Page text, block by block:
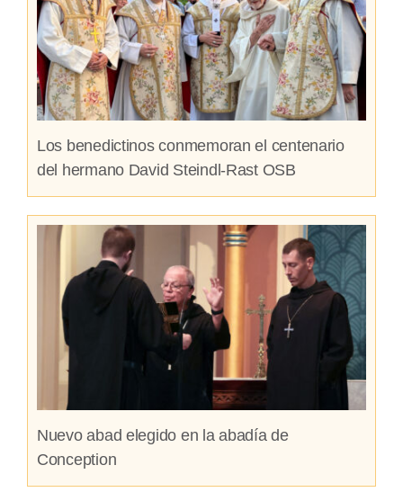
Los benedictinos conmemoran el centenario
del hermano David Steindl-Rast OSB
Nuevo abad elegido en la abadía de
Conception